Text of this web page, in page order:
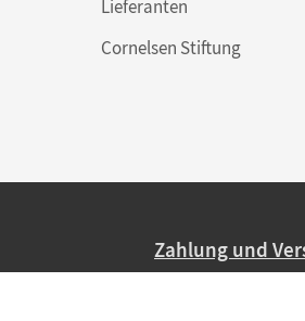
Lieferanten
Cornelsen Stiftung
Zahlung und